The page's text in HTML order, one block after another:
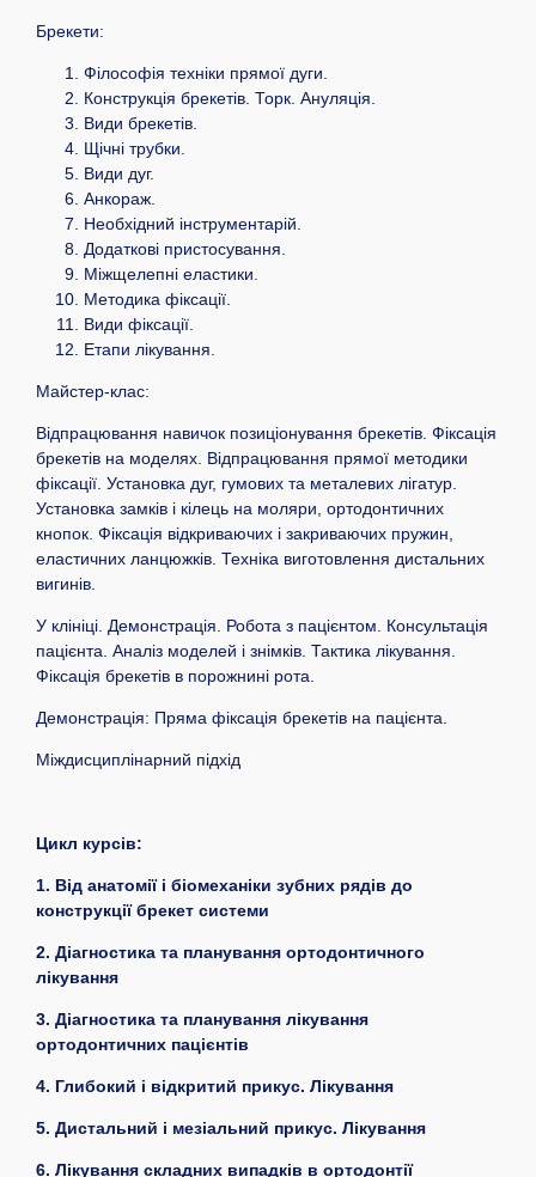
Брекети:
Філософія техніки прямої дуги.
Конструкція брекетів. Торк. Ануляція.
Види брекетів.
Щічні трубки.
Види дуг.
Анкораж.
Необхідний інструментарій.
Додаткові пристосування.
Міжщелепні еластики.
Методика фіксації.
Види фіксації.
Етапи лікування.
Майстер-клас:
Відпрацювання навичок позиціонування брекетів. Фіксація
брекетів на моделях. Відпрацювання прямої методики
фіксації. Установка дуг, гумових та металевих лігатур.
Установка замків і кілець на моляри, ортодонтичних
кнопок. Фіксація відкриваючих і закриваючих пружин,
еластичних ланцюжків. Техніка виготовлення дистальних
вигинів.
У клініці. Демонстрація. Робота з пацієнтом. Консультація
пацієнта. Аналіз моделей і знімків. Тактика лікування.
Фіксація брекетів в порожнині рота.
Демонстрація: Пряма фіксація брекетів на пацієнта.
Міждисциплінарний підхід
Цикл курсів:
1. Від анатомії і біомеханіки зубних рядів до
конструкції брекет системи
2. Діагностика та планування ортодонтичного
лікування
3. Діагностика та планування лікування
ортодонтичних пацієнтів
4. Глибокий і відкритий прикус. Лікування
5. Дистальний і мезіальний прикус. Лікування
6. Лікування складних випадків в ортодонтії